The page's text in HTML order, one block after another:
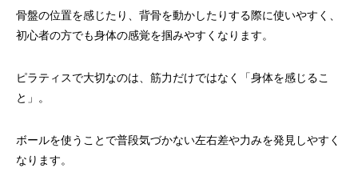
骨盤の位置を感じたり、背骨を動かしたりする際に使いやすく、
初心者の方でも身体の感覚を掴みやすくなります。
ピラティスで大切なのは、筋力だけではなく「身体を感じるこ
と」。
ボールを使うことで普段気づかない左右差や力みを発見しやすく
なります。